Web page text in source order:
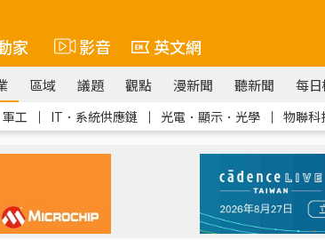
家 影音 英文網
區域 議題 觀點 漫新聞 聽新聞 每
工 ｜ IT．系統供應鏈 ｜ 光電．顯示．光學 ｜ 物聯科